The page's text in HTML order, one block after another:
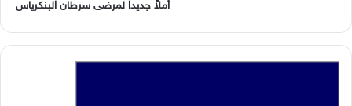
أملاً جديداً لمرضى سرطان البنكرياس